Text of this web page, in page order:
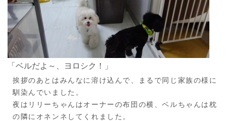
「ベルだよ～、ヨロシク！」
挨拶のあとはみんなに溶け込んで、まるで同じ家族の様に
馴染んでいました。
夜はリリーちゃんはオーナーの布団の横、ベルちゃんは枕
の隣にオネンネしてくれました。